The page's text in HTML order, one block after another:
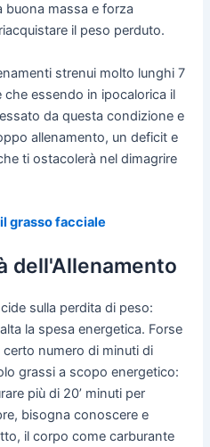
buona massa e forza
il peso perduto.
strenui molto lunghi 7
che essendo in ipocalorica il
da questa condizione e
allenamento, un deficit e
ti ostacolerà nel dimagrire
grasso facciale
dell'Allenamento
sulla perdita di peso:
la spesa energetica. Forse
numero di minuti di
grassi a scopo energetico:
più di 20’ minuti per
bisogna conoscere e
il corpo come carburante